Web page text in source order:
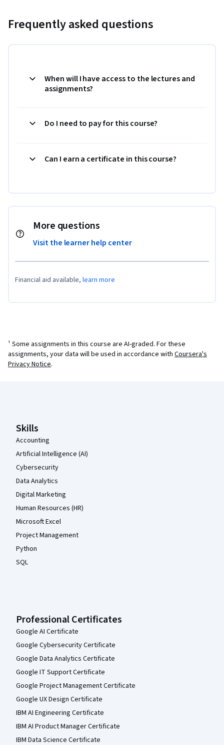
Frequently asked questions
When will I have access to the lectures and
assignments?
Do I need to pay for this course?
Can I earn a certificate in this course?
More questions
Visit the learner help center
Financial aid available, learn more
¹ Some assignments in this course are AI-graded. For these
assignments, your data will be used in accordance with Coursera's
Privacy Notice.
Skills
Accounting
Artificial Intelligence (AI)
Cybersecurity
Data Analytics
Digital Marketing
Human Resources (HR)
Microsoft Excel
Project Management
Python
SQL
Professional Certificates
Google AI Certificate
Google Cybersecurity Certificate
Google Data Analytics Certificate
Google IT Support Certificate
Google Project Management Certificate
Google UX Design Certificate
IBM AI Engineering Certificate
IBM AI Product Manager Certificate
IBM Data Science Certificate